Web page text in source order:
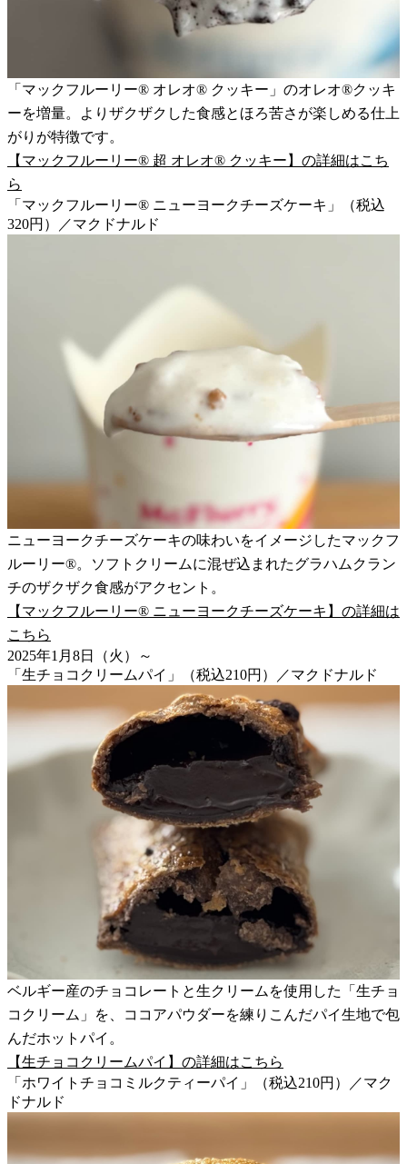
「マックフルーリー® オレオ® クッキー」のオレオ®クッキ
ーを増量。よりザクザクした食感とほろ苦さが楽しめる仕上
がりが特徴です。
【マックフルーリー® 超 オレオ® クッキー】の詳細はこち
ら
「マックフルーリー® ニューヨークチーズケーキ」（税込
320円）／マクドナルド
ニューヨークチーズケーキの味わいをイメージしたマックフ
ルーリー®。ソフトクリームに混ぜ込まれたグラハムクラン
チのザクザク食感がアクセント。
【マックフルーリー® ニューヨークチーズケーキ】の詳細は
こちら
2025年1月8日（火）～
「生チョコクリームパイ」（税込210円）／マクドナルド
ベルギー産のチョコレートと生クリームを使用した「生チョ
コクリーム」を、ココアパウダーを練りこんだパイ生地で包
んだホットパイ。
【生チョコクリームパイ】の詳細はこちら
「ホワイトチョコミルクティーパイ」（税込210円）／マク
ドナルド